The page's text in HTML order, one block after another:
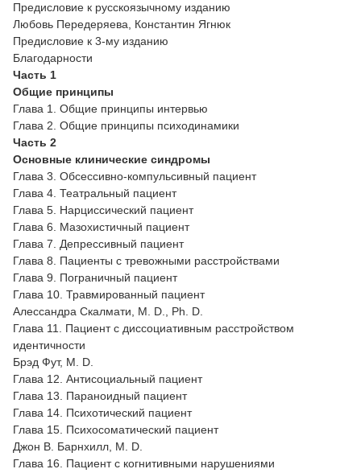
Предисловие к русскоязычному изданию
Любовь Передеряева, Константин Ягнюк
Предисловие к 3-му изданию
Благодарности
Часть 1
Общие принципы
Глава 1. Общие принципы интервью
Глава 2. Общие принципы психодинамики
Часть 2
Основные клинические синдромы
Глава 3. Обсессивно-компульсивный пациент
Глава 4. Театральный пациент
Глава 5. Нарциссический пациент
Глава 6. Мазохистичный пациент
Глава 7. Депрессивный пациент
Глава 8. Пациенты с тревожными расстройствами
Глава 9. Пограничный пациент
Глава 10. Травмированный пациент
Алессандра Скалмати, M. D., Ph. D.
Глава 11. Пациент с диссоциативным расстройством
идентичности
Брэд Фут, M. D.
Глава 12. Антисоциальный пациент
Глава 13. Параноидный пациент
Глава 14. Психотический пациент
Глава 15. Психосоматический пациент
Джон В. Барнхилл, M. D.
Глава 16. Пациент с когнитивными нарушениями